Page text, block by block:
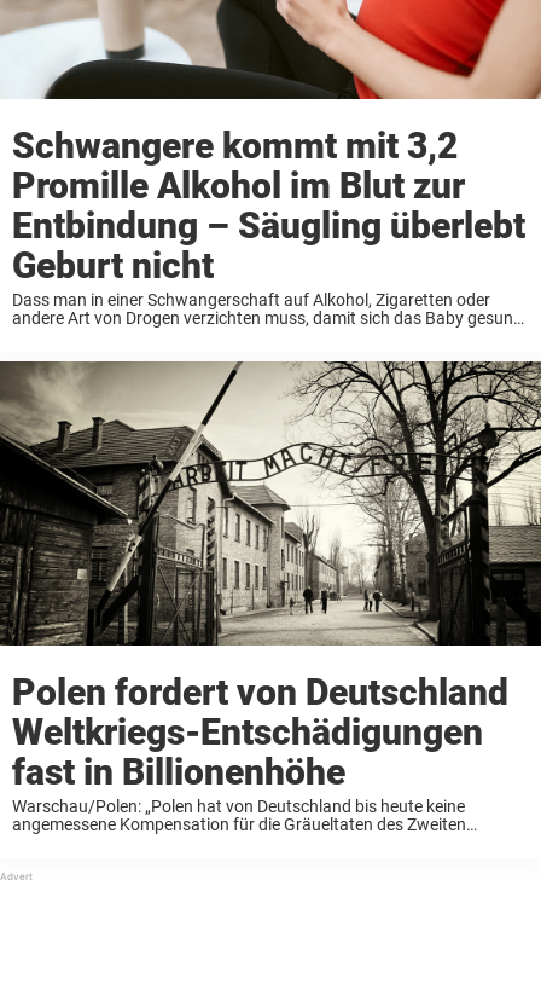
Schwangere kommt mit 3,2
Promille Alkohol im Blut zur
Entbindung – Säugling überlebt
Geburt nicht
Dass man in einer Schwangerschaft auf Alkohol, Zigaretten oder
andere Art von Drogen verzichten muss, damit sich das Baby gesund
Polen fordert von Deutschland
Weltkriegs-Entschädigungen
fast in Billionenhöhe
Warschau/Polen: „Polen hat von Deutschland bis heute keine
angemessene Kompensation für die Gräueltaten des Zweiten
sechs Millionen Menschen im Zweiten Weltkrieg verloren – ...